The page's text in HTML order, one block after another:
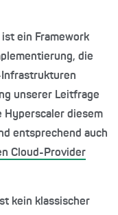
ein Framework
die
unserer Leitfrage
Hyperscaler diesem
entsprechend auch
Cloud-Provider
kein klassischer